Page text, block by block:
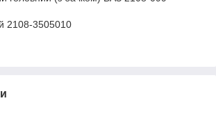
2108-3505010